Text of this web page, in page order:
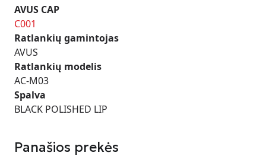
AVUS CAP
C001
Ratlankių gamintojas
AVUS
Ratlankių modelis
AC-M03
Spalva
BLACK POLISHED LIP
Panašios prekės